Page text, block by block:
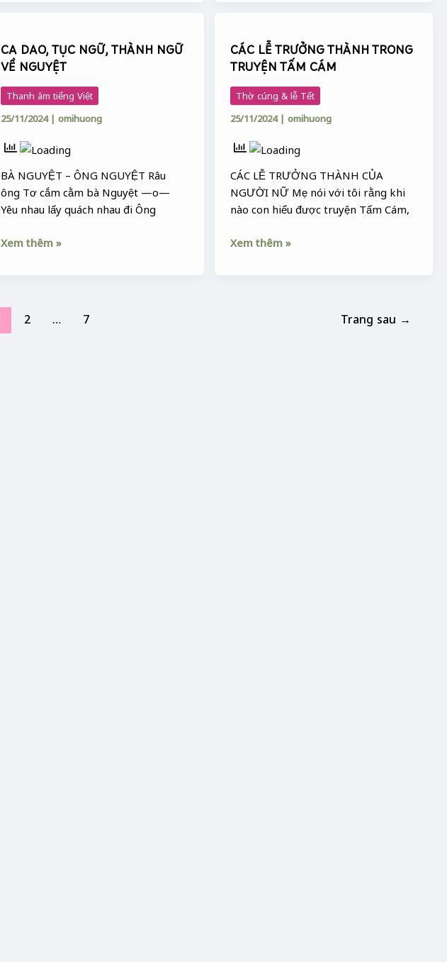
CA DAO, TỤC NGỮ, THÀNH NGỮ
VỀ NGUYỆT
Thanh âm tiếng Việt
25/11/2024 |omihuong
BÀ NGUYỆT – ÔNG NGUYỆT Râu
ông Tơ cắm cằm bà Nguyệt —o—
Yêu nhau lấy quách nhau đi Ông
TỤC
NGỮ,
THÀNH
NGỮ
VỀ
NGUYỆT
Xem thêm »
CÁC LỄ TRƯỞNG THÀNH TRONG
TRUYỆN TẤM CÁM
Thờ cúng & lễ Tết
25/11/2024 |omihuong
CÁC LỄ TRƯỞNG THÀNH CỦA
NGƯỜI NỮ Mẹ nói với tôi rằng khi
nào con hiểu được truyện Tấm Cám,
TRƯỞNG
THÀNH
TRONG
TRUYỆN
TẤM
CÁM
Xem thêm »
2 … 7 Trang sau →